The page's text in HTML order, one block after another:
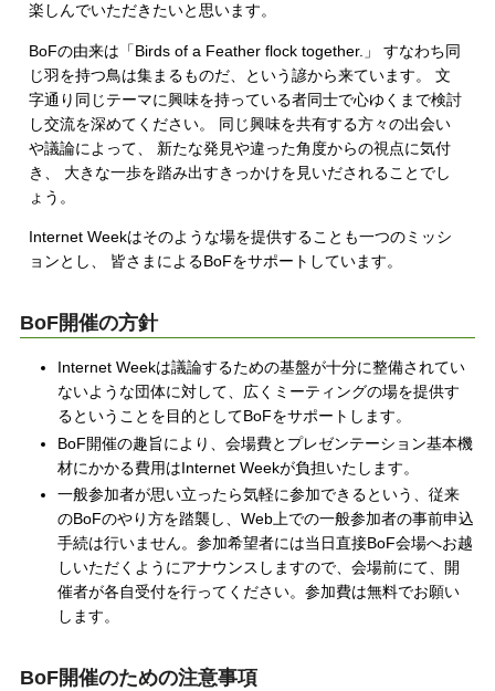
楽しんでいただきたいと思います。
BoFの由来は「Birds of a Feather flock together.」 すなわち同
じ羽を持つ鳥は集まるものだ、という諺から来ています。 文
字通り同じテーマに興味を持っている者同士で心ゆくまで検討
し交流を深めてください。 同じ興味を共有する方々の出会い
や議論によって、 新たな発見や違った角度からの視点に気付
き、 大きな一歩を踏み出すきっかけを見いだされることでし
ょう。
Internet Weekはそのような場を提供することも一つのミッシ
ョンとし、 皆さまによるBoFをサポートしています。
BoF開催の方針
Internet Weekは議論するための基盤が十分に整備されてい
ないような団体に対して、広くミーティングの場を提供す
るということを目的としてBoFをサポートします。
BoF開催の趣旨により、会場費とプレゼンテーション基本機
材にかかる費用はInternet Weekが負担いたします。
一般参加者が思い立ったら気軽に参加できるという、従来
のBoFのやり方を踏襲し、Web上での一般参加者の事前申込
手続は行いません。参加希望者には当日直接BoF会場へお越
しいただくようにアナウンスしますので、会場前にて、開
催者が各自受付を行ってください。参加費は無料でお願い
します。
BoF開催のための注意事項